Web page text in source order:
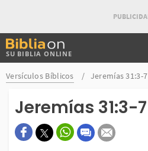
SU BIBLIA ONLINE
Buscar
en
Bibliaon
Versículos Bíblicos Jeremías 31:3-7
Jeremías 31:3-7